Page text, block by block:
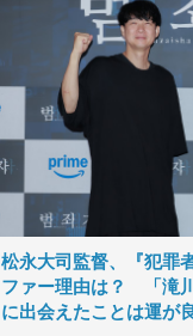
松永大司監督、『犯罪
ファー理由は？ 「滝
に出会えたことは運が